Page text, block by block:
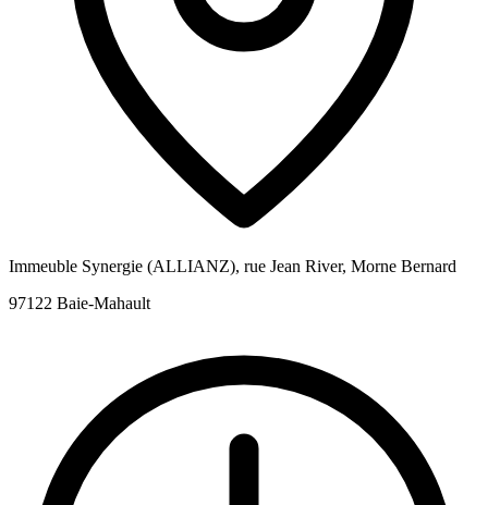
Immeuble Synergie (ALLIANZ), rue Jean River, Morne Bernard
97122 Baie-Mahault